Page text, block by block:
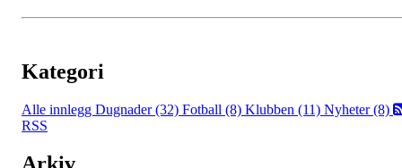
Kategori
Alle innlegg Dugnader (32) Fotball (8) Klubben (11) Nyheter (8)
RSS
Arkiv